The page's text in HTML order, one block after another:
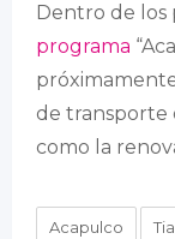
Dentro de los
programa
de transporte
como la
Acapulco